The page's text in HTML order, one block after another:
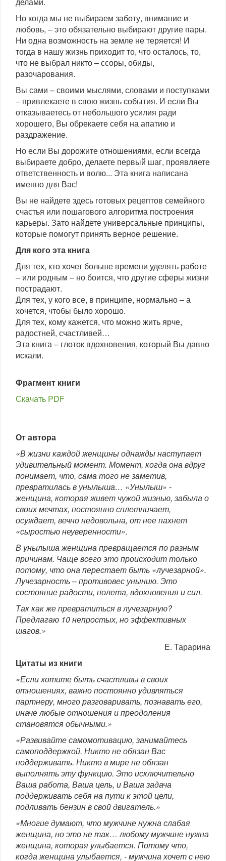
Но когда мы не выбираем заботу, внимание и
любовь, – это обязательно выбирают другие пары.
Ни одна возможность на земле не теряется! И
тогда в нашу жизнь приходит то, что осталось, то,
что не выбрал никто – ссоры, обиды,
разочарования.
Вы сами – своими мыслями, словами и поступками
– привлекаете в свою жизнь события. И если Вы
отказываетесь от небольшого усилия ради
хорошего, Вы обрекаете себя на апатию и
раздражение.
Но если Вы дорожите отношениями, если всегда
выбираете добро, делаете первый шаг, проявляете
ответственность и волю... Эта книга написана
именно для Вас!
Вы не найдете здесь готовых рецептов семейного
счастья или пошагового алгоритма построения
карьеры. Зато найдете универсальные принципы,
которые помогут принять верное решение.
Для кого эта книга
Для тех, кто хочет больше времени уделять работе
– или родным – но боится, что другие сферы жизни
пострадают.
Для тех, у кого все, в принципе, нормально – а
хочется, чтобы было хорошо.
Для тех, кому кажется, что можно жить ярче,
радостней, счастливей…
Эта книга – глоток вдохновения, который Вы давно
искали.
Фрагмент книги
Скачать PDF
От автора
«В жизни каждой женщины однажды наступает
удивительный момент. Момент, когда она вдруг
понимает, что, сама того не заметив,
превратилась в унылыша… «Унылыш» -
женщина, которая живет чужой жизнью, забыла о
своих мечтах, постоянно сплетничает,
осуждает, вечно недовольна, от нее пахнет
«сыростью неуверенности».
В унылыша женщина превращается по разным
причинам. Чаще всего это происходит только
потому, что она перестает быть «лучезарной».
Лучезарность – противовес унынию. Это
состояние радости, полета, вдохновения и сил.
Так как же превратиться в лучезарную?
Предлагаю 10 непростых, но эффективных
шагов.»
Е. Тарарина
Цитаты из книги
«Если хотите быть счастливы в своих
отношениях, важно постоянно удивляться
партнеру, много разговаривать, познавать его,
иначе любые отношения и преодоления
становятся обычными.»
«Развивайте самомотивацию, занимайтесь
самоподдержкой. Никто не обязан Вас
поддерживать. Никто в мире не обязан
выполнять эту функцию. Это исключительно
Ваша работа, Ваша цель, и Ваша задача
поддерживать себя на пути к этой цели,
подливать бензин в свой двигатель.»
«Многие думают, что мужчине нужна слабая
женщина, но это не так… любому мужчине нужна
женщина, которая улыбается. Потому что,
когда женщина улыбается, - мужчина хочет с нею